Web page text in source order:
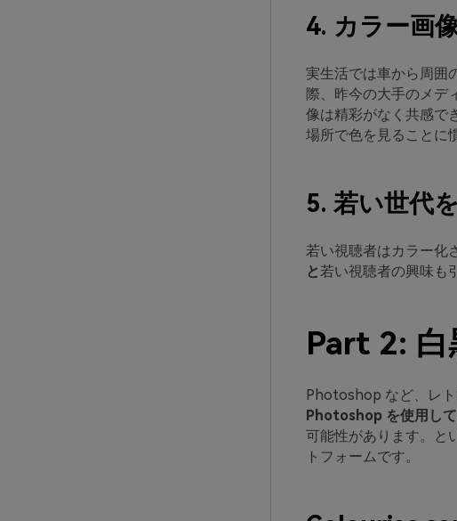
4. カラー画
実生活では車から周囲
際、昨今の大手のメデ
像は精彩がなく共感で
場所で色を見ることに
5. 若い世代
若い視聴者はカラー化
と若い視聴者の興味も
Part 2: 白
Photoshop など、レト
Photoshop を使用し
可能性があります。と
トフォームです。